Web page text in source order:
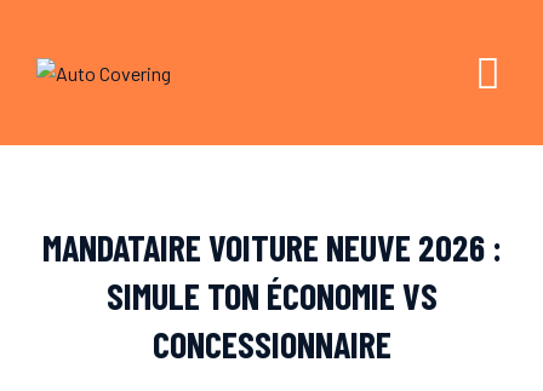
content
MANDATAIRE VOITURE NEUVE 2026 :
SIMULE TON ÉCONOMIE VS
CONCESSIONNAIRE